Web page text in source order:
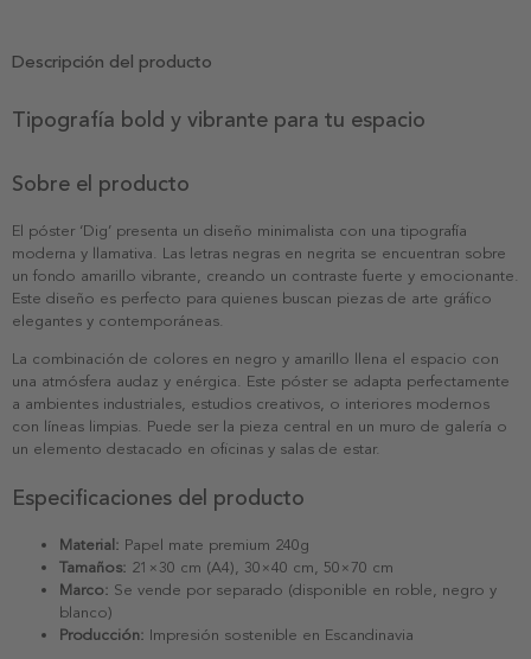
Descripción del producto
Tipografía bold y vibrante para tu espacio
Sobre el producto
El póster ‘Dig’ presenta un diseño minimalista con una tipografía
moderna y llamativa. Las letras negras en negrita se encuentran sobre
un fondo amarillo vibrante, creando un contraste fuerte y emocionante.
Este diseño es perfecto para quienes buscan piezas de arte gráfico
elegantes y contemporáneas.
La combinación de colores en negro y amarillo llena el espacio con
una atmósfera audaz y enérgica. Este póster se adapta perfectamente
a ambientes industriales, estudios creativos, o interiores modernos
con líneas limpias. Puede ser la pieza central en un muro de galería o
un elemento destacado en oficinas y salas de estar.
Especificaciones del producto
Material: Papel mate premium 240g
Tamaños: 21×30 cm (A4), 30×40 cm, 50×70 cm
Marco: Se vende por separado (disponible en roble, negro y
blanco)
Producción: Impresión sostenible en Escandinavia